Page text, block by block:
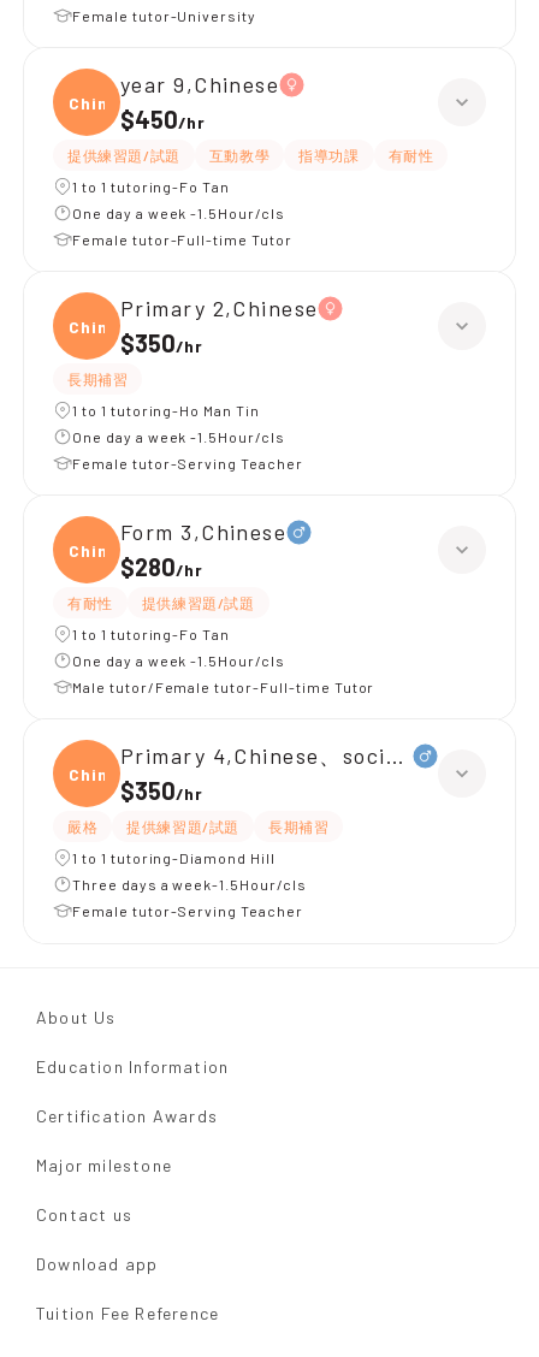
Female tutor-University
Chine
year 9,Chinese
$450/hr
提供練習題/試題 互動教學 指導功課
有耐性
1 to 1 tutoring-Fo Tan
One day a week -1.5Hour/cls
Female tutor-Full-time Tutor
Chine
Primary 2,Chinese
$350/hr
長期補習
1 to 1 tutoring-Ho Man Tin
One day a week -1.5Hour/cls
Female tutor-Serving Teacher
Chine
Form 3,Chinese
$280/hr
有耐性
提供練習題/試題
1 to 1 tutoring-Fo Tan
One day a week -1.5Hour/cls
Male tutor/Female tutor-Full-time Tutor
Chine
Primary 4,Chinese、social studies
$350/hr
嚴格 提供練習題/試題
長期補習
1 to 1 tutoring-Diamond Hill
Three days a week-1.5Hour/cls
Female tutor-Serving Teacher
About Us
Education Information
Certification Awards
Major milestone
Contact us
Download app
Tuition Fee Reference